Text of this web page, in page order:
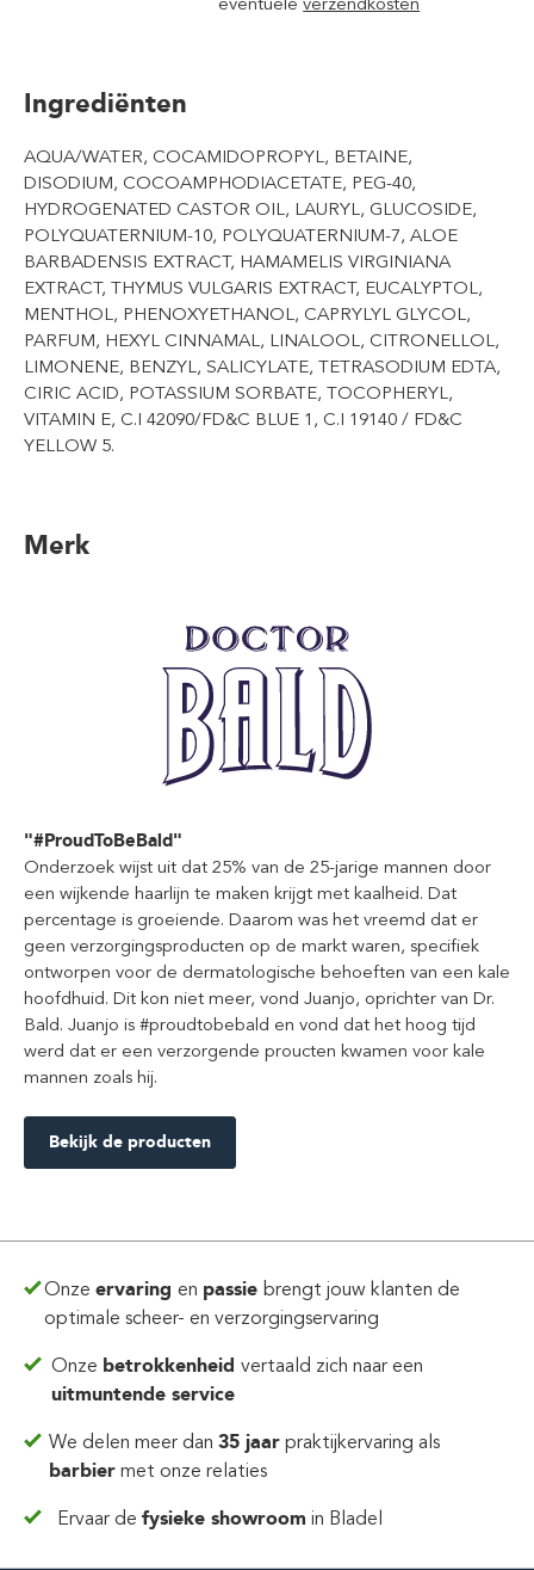
Ingrediënten
AQUA/WATER, COCAMIDOPROPYL, BETAINE,
DISODIUM, COCOAMPHODIACETATE, PEG-40,
HYDROGENATED CASTOR OIL, LAURYL, GLUCOSIDE,
POLYQUATERNIUM-10, POLYQUATERNIUM-7, ALOE
BARBADENSIS EXTRACT, HAMAMELIS VIRGINIANA
EXTRACT, THYMUS VULGARIS EXTRACT, EUCALYPTOL,
MENTHOL, PHENOXYETHANOL, CAPRYLYL GLYCOL,
PARFUM, HEXYL CINNAMAL, LINALOOL, CITRONELLOL,
LIMONENE, BENZYL, SALICYLATE, TETRASODIUM EDTA,
CIRIC ACID, POTASSIUM SORBATE, TOCOPHERYL,
VITAMIN E, C.I 42090/FD&C BLUE 1, C.I 19140 / FD&C
YELLOW 5.
Merk
"#ProudToBeBald"
Onderzoek wijst uit dat 25% van de 25-jarige mannen door
een wijkende haarlijn te maken krijgt met kaalheid. Dat
percentage is groeiende. Daarom was het vreemd dat er
geen verzorgingsproducten op de markt waren, specifiek
ontworpen voor de dermatologische behoeften van een kale
hoofdhuid. Dit kon niet meer, vond Juanjo, oprichter van Dr.
Bald. Juanjo is #proudtobebald en vond dat het hoog tijd
werd dat er een verzorgende proucten kwamen voor kale
mannen zoals hij.
Bekijk de producten
Onzeervaringen passie brengt jouw klanten de
optimale scheer- en verzorgingservaring
Onze betrokkenheid vertaald zich naar een
uitmuntende service
We delen meer dan 35 jaar praktijkervaring als
barbier met onze relaties
Ervaar de fysieke showroom in Bladel